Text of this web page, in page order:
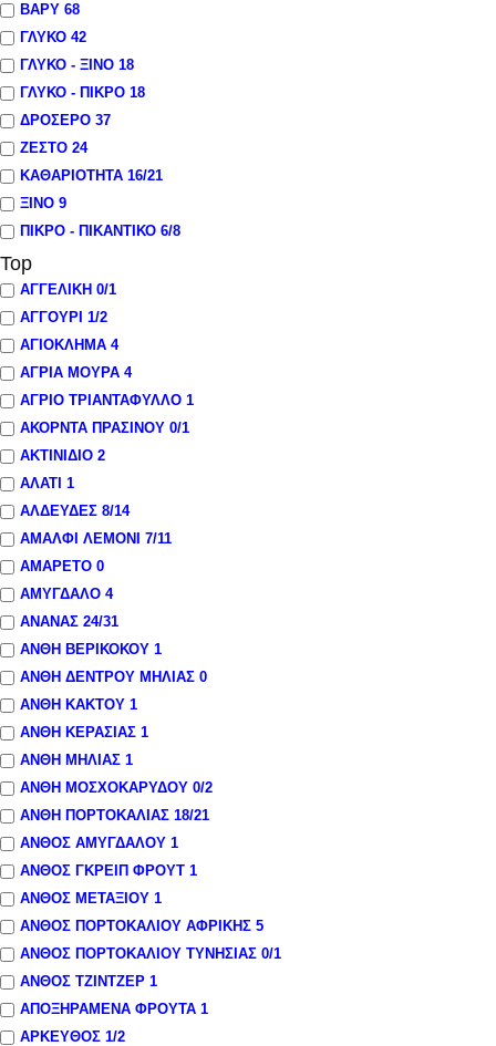
ΒΑΡΥ 68
ΓΛΥΚΟ 42
ΓΛΥΚΟ - ΞΙΝΟ 18
ΓΛΥΚΟ - ΠΙΚΡΟ 18
ΔΡΟΣΕΡΟ 37
ΖΕΣΤΟ 24
ΚΑΘΑΡΙΟΤΗΤΑ 16/21
ΞΙΝΟ 9
ΠΙΚΡΟ - ΠΙΚΑΝΤΙΚΟ 6/8
Top
ΑΓΓΕΛΙΚΗ 0/1
ΑΓΓΟΥΡΙ 1/2
ΑΓΙΟΚΛΗΜΑ 4
ΑΓΡΙΑ ΜΟΥΡΑ 4
ΑΓΡΙΟ ΤΡΙΑΝΤΑΦΥΛΛΟ 1
ΑΚΟΡΝΤΑ ΠΡΑΣΙΝΟΥ 0/1
ΑΚΤΙΝΙΔΙΟ 2
ΑΛΑΤΙ 1
ΑΛΔΕΥΔΕΣ 8/14
ΑΜΑΛΦΙ ΛΕΜΟΝΙ 7/11
ΑΜΑΡΕΤΟ 0
ΑΜΥΓΔΑΛΟ 4
ΑΝΑΝΑΣ 24/31
ΑΝΘΗ ΒΕΡΙΚΟΚΟΥ 1
ΑΝΘΗ ΔΕΝΤΡΟΥ ΜΗΛΙΑΣ 0
ΑΝΘΗ ΚΑΚΤΟΥ 1
ΑΝΘΗ ΚΕΡΑΣΙΑΣ 1
ΑΝΘΗ ΜΗΛΙΑΣ 1
ΑΝΘΗ ΜΟΣΧΟΚΑΡΥΔΟΥ 0/2
ΑΝΘΗ ΠΟΡΤΟΚΑΛΙΑΣ 18/21
ΑΝΘΟΣ ΑΜΥΓΔΑΛΟΥ 1
ΑΝΘΟΣ ΓΚΡΕΙΠ ΦΡΟΥΤ 1
ΑΝΘΟΣ ΜΕΤΑΞΙΟΥ 1
ΑΝΘΟΣ ΠΟΡΤΟΚΑΛΙΟΥ ΑΦΡΙΚΗΣ 5
ΑΝΘΟΣ ΠΟΡΤΟΚΑΛΙΟΥ ΤΥΝΗΣΙΑΣ 0/1
ΑΝΘΟΣ ΤΖΙΝΤΖΕΡ 1
ΑΠΟΞΗΡΑΜΕΝΑ ΦΡΟΥΤΑ 1
ΑΡΚΕΥΘΟΣ 1/2